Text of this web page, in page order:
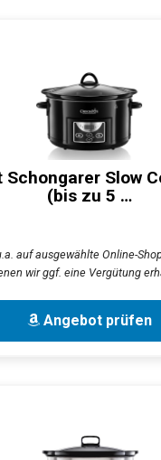
Schongarer Slow
(bis zu 5 …
auf ausgewählte Online-
wir ggf. eine Vergütung
Angebot prüfen